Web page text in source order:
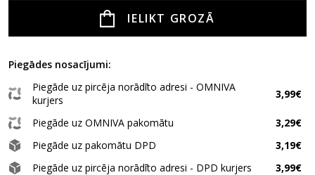
IELIKT GROZĀ
Piegādes nosacījumi:
Piegāde uz pircēja norādīto adresi - OMNIVA
kurjers
3,99€
Piegāde uz OMNIVA pakomātu
3,29€
Piegāde uz pakomātu DPD
3,19€
Piegāde uz pircēja norādīto adresi - DPD kurjers
3,99€